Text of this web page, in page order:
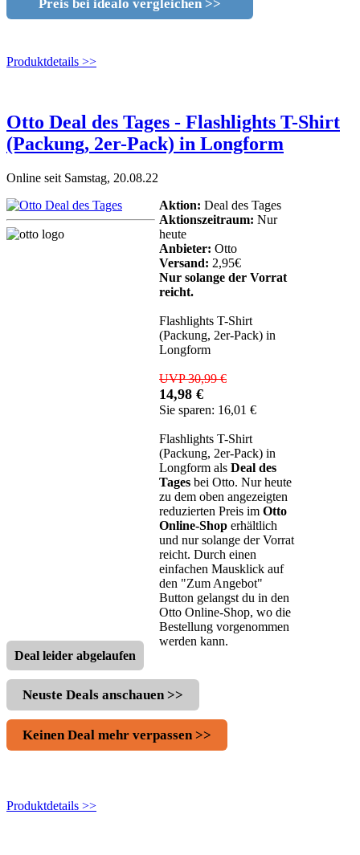
Preis bei idealo vergleichen >>
Produktdetails >>
Otto Deal des Tages - Flashlights T-Shirt
(Packung, 2er-Pack) in Longform
Online seit Samstag, 20.08.22
Aktion: Deal des Tages
Aktionszeitraum: Nur
heute
Anbieter: Otto
Versand: 2,95€
Nur solange der Vorrat
reicht.
Flashlights T-Shirt
(Packung, 2er-Pack) in
Longform
UVP 30,99 €
14,98 €
Sie sparen: 16,01 €
Flashlights T-Shirt
(Packung, 2er-Pack) in
Longform als Deal des
Tages bei Otto. Nur heute
zu dem oben angezeigten
reduzierten Preis im Otto
Online-Shop erhältlich
und nur solange der Vorrat
reicht. Durch einen
einfachen Mausklick auf
den "Zum Angebot"
Button gelangst du in den
Otto Online-Shop, wo die
Bestellung vorgenommen
werden kann.
Deal leider abgelaufen
Neuste Deals anschauen >>
Keinen Deal mehr verpassen >>
Produktdetails >>